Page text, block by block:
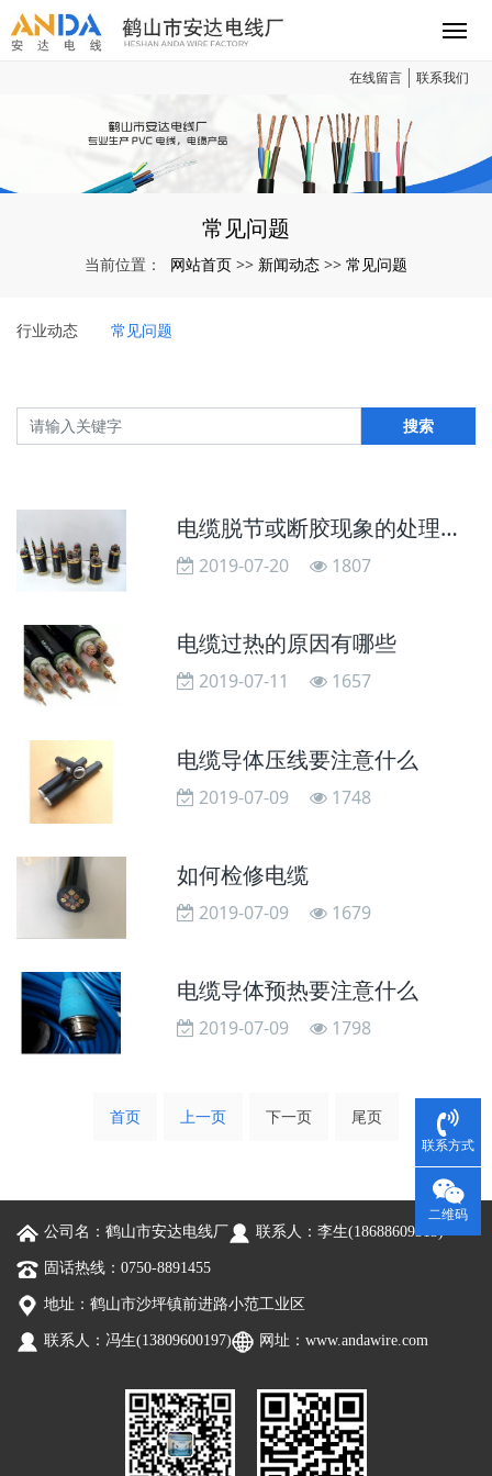
在线留言 联系我们
常见问题
当前位置： 网站首页 >> 新闻动态 >> 常见问题
行业动态 常见问题
搜索
电缆脱节或断胶现象的处理方法
2019-07-20 1807
电缆过热的原因有哪些
2019-07-11 1657
电缆导体压线要注意什么
2019-07-09 1748
如何检修电缆
2019-07-09 1679
电缆导体预热要注意什么
2019-07-09 1798
首页 上一页 下一页 尾页
公司名：鹤山市安达电线厂 联系人：李生(18688609313)
固话热线：0750-8891455
地址：鹤山市沙坪镇前进路小范工业区
联系人：冯生(13809600197) 网址： www.andawire.com
联系方式
二维码